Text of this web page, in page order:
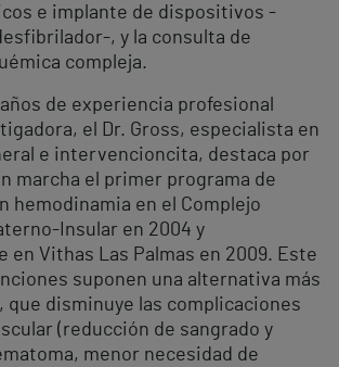
e implante de dispositivos -
, y la consulta de
compleja.
de experiencia profesional
el Dr. Gross, especialista en
e intervencioncita, destaca por
marcha el primer programa de
hemodinamia en el Complejo
Insular en 2004 y
Vithas Las Palmas en 2009. Este
suponen una alternativa más
que disminuye las complicaciones
(reducción de sangrado y
menor necesidad de